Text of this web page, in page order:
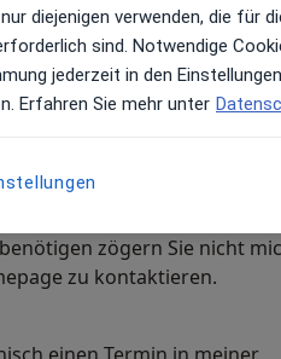
sich auf meinem
meiner Praxis
zögern Sie nicht
zu kontaktieren.
diejenigen verwenden, die für
sind. Notwendige
jederzeit in den
Erfahren Sie mehr unter